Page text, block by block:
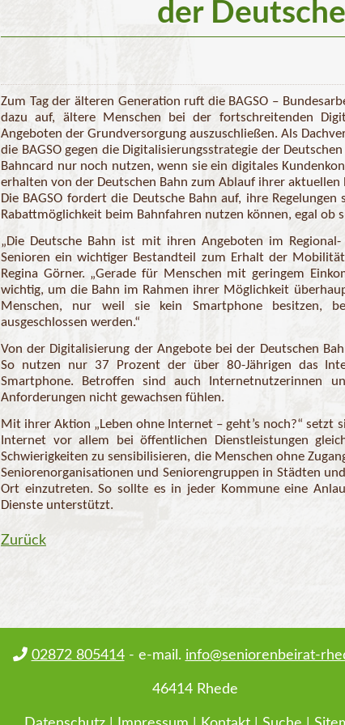
der
Zum Tag der älteren Generation ruft die BAGSO –
dazu auf, ältere Menschen bei der fortschreitenden
Angeboten der Grundversorgung auszuschließen. Als
die BAGSO gegen die Digitalisierungsstrategie der
Bahncard nur noch nutzen, wenn sie ein digitales
erhalten von der Deutschen Bahn zum Ablauf ihrer
Die BAGSO fordert die Deutsche Bahn auf, ihre
Rabattmöglichkeit beim Bahnfahren nutzen können, egal ob
„Die Deutsche Bahn ist mit ihren Angeboten im
Senioren ein wichtiger Bestandteil zum Erhalt der
Regina Görner. „Gerade für Menschen mit geringem
wichtig, um die Bahn im Rahmen ihrer Möglichkeit
Menschen, nur weil sie kein Smartphone besitzen,
ausgeschlossen werden.“
Von der Digitalisierung der Angebote bei der Deutschen
So nutzen nur 37 Prozent der über 80-Jährigen das
Smartphone. Betroffen sind auch Internetnutzerinnen
Anforderungen nicht gewachsen fühlen.
Mit ihrer Aktion „Leben ohne Internet – geht’s noch?“ setzt
Internet vor allem bei öffentlichen Dienstleistungen
Schwierigkeiten zu sensibilisieren, die Menschen ohne
Seniorenorganisationen und Seniorengruppen in Städten
Ort einzutreten. So sollte es in jeder Kommune eine
Dienste unterstützt.
Zurück
02872 805414- e-mail. info@seniorenbeirat-
46414 Rhede